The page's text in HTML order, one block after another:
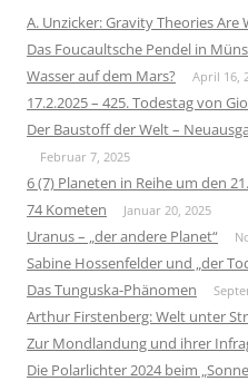
A. Unzicker: Gravity Theories Are
Das Foucaultsche Pendel in
Wasser auf dem Mars? April 16,
17.2.2025 – 425. Todestag von
Der Baustoff der Welt –
Februar 7, 2025
6 (7) Planeten in Reihe um den
74 Kometen Januar 20, 2025
Uranus – „der andere Planet“
Sabine Hossenfelder und „der
Das Tunguska-Phänomen
Arthur Firstenberg: Welt unter
Zur Mondlandung und ihrer
Die Polarlichter 2024 beim